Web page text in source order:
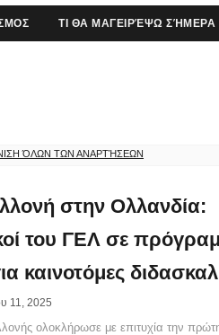
ΤΙ ΘΑ ΜΑΓΕΙΡΈΨΩ ΣΉΜΕΡΑ
ΌΛΩΝ ΤΩΝ ΑΝΑΡΤΉΣΕΩΝ
στην Ολλανδία:
του ΓΕΛ σε
καινοτόμες
11, 2025
ολοκλήρωσε με επιτυχία την